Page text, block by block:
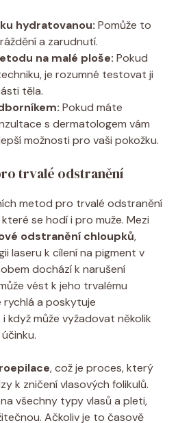
hydratovanou: Pomůže to
a zarudnutí.
na malé ploše: Pokud
je rozumné testovat ji
těla.
Pokud máte
s dermatologem vám
možnosti pro vaši pokožku.
trvalé odstranění
metod pro trvalé odstranění
se hodí i pro muže. Mezi
odstranění chloupků,
laseru k cílení na pigment v
dochází k narušení
vést k jeho trvalému
rychlá a poskytuje
když může vyžadovat několik
, což je proces, který
k zničení vlasových folikulů.
všechny typy vlasů a pleti,
Ačkoliv je to časově